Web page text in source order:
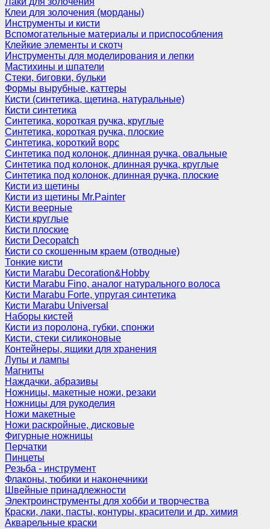
Клеи для золочения (морданы)
Инструменты и кисти
Вспомогательные материалы и приспособления
Клейкие элементы и скотч
Инструменты для моделирования и лепки
Мастихины и шпатели
Стеки, биговки, бульки
Формы вырубные, каттеры
Кисти (синтетика, щетина, натуральные)
Кисти синтетика
Синтетика, короткая ручка, круглые
Синтетика, короткая ручка, плоские
Синтетика, короткий ворс
Синтетика под колонок, длинная ручка, овальные
Синтетика под колонок, длинная ручка, круглые
Синтетика под колонок, длинная ручка, плоские
Кисти из щетины
Кисти из щетины Mr.Painter
Кисти веерные
Кисти круглые
Кисти плоские
Кисти Decopatch
Кисти со скошенным краем (отводные)
Тонкие кисти
Кисти Marabu Decoration&Hobby
Кисти Marabu Fino, аналог натурального волоса
Кисти Marabu Forte, упругая синтетика
Кисти Marabu Universal
Наборы кистей
Кисти из поролона, губки, спонжи
Кисти, стеки силиконовые
Контейнеры, ящики для хранения
Лупы и лампы
Магниты
Наждачки, абразивы
Ножницы, макетные ножи, резаки
Ножницы для рукоделия
Ножи макетные
Ножи раскройные, дисковые
Фигурные ножницы
Перчатки
Пинцеты
Резьба - инструмент
Флаконы, тюбики и наконечники
Швейные принадлежности
Электроинструменты для хобби и творчества
Краски, лаки, пасты, контуры, красители и др. химия
Акварельные краски